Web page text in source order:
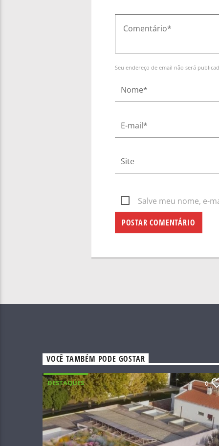
Seu endereço de email não será
Salve meu nome, e-
VOCÊ TAMBÉM PODE GOSTAR
DESTAQUES 0